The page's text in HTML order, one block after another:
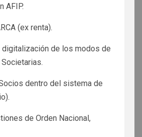
AFIP.
(ex renta).
digitalización de los modos de
dentro del sistema de
de Orden Nacional,